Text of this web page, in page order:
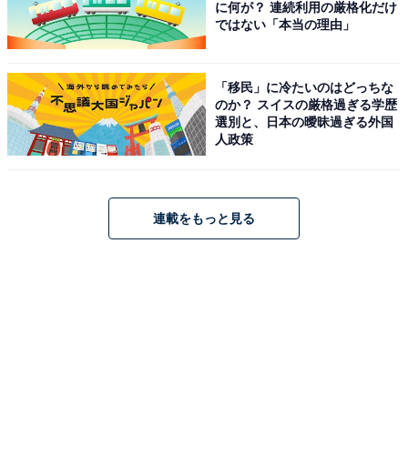
に何が？ 連続利用の厳格化だけ
ではない「本当の理由」
「移民」に冷たいのはどっちな
のか？ スイスの厳格過ぎる学歴
選別と、日本の曖昧過ぎる外国
人政策
連載をもっと見る